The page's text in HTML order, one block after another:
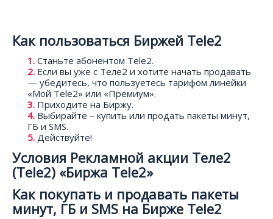
Как пользоваться Биржей Tele2
Станьте абонентом Tele2.
Если вы уже с Теле2 и хотите начать продавать
— убедитесь, что пользуетесь тарифом линейки
«Мой Tele2» или «Премиум».
Приходите на Биржу.
Выбирайте – купить или продать пакеты минут,
ГБ и SMS.
Действуйте!
Условия Рекламной акции Теле2
(Tele2) «Биржа Tele2»
Как покупать и продавать пакеты
минут, ГБ и SMS на Бирже Tele2